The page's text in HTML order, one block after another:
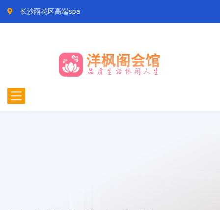
长沙雨花区高端spa